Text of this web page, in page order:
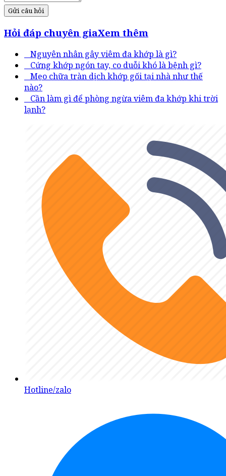
Gửi câu hỏi
Hỏi đáp chuyên giaXem thêm
Nguyên nhân gây viêm đa khớp là gì?
Cứng khớp ngón tay, co duỗi khó là bệnh gì?
Mẹo chữa tràn dịch khớp gối tại nhà như thế
nào?
Cần làm gì để phòng ngừa viêm đa khớp khi trời
lạnh?
Hotline/zalo